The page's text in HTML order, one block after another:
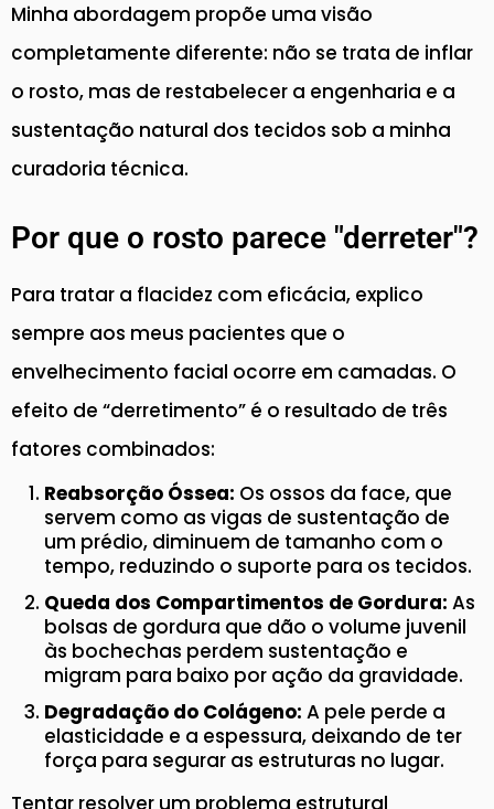
Minha abordagem propõe uma visão
completamente diferente: não se trata de inflar
o rosto, mas de restabelecer a engenharia e a
sustentação natural dos tecidos sob a minha
curadoria técnica.
Por que o rosto parece "derreter"?
Para tratar a flacidez com eficácia, explico
sempre aos meus pacientes que o
envelhecimento facial ocorre em camadas. O
efeito de “derretimento” é o resultado de três
fatores combinados:
Reabsorção Óssea: Os ossos da face, que
servem como as vigas de sustentação de
um prédio, diminuem de tamanho com o
tempo, reduzindo o suporte para os tecidos.
Queda dos Compartimentos de Gordura: As
bolsas de gordura que dão o volume juvenil
às bochechas perdem sustentação e
migram para baixo por ação da gravidade.
Degradação do Colágeno: A pele perde a
elasticidade e a espessura, deixando de ter
força para segurar as estruturas no lugar.
Tentar resolver um problema estrutural